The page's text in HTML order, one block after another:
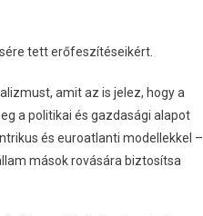
tett erőfeszítéseikért.
amit az is jelez, hogy a
a politikai és gazdasági alapot
és euroatlanti modellekkel –
mások rovására biztosítsa